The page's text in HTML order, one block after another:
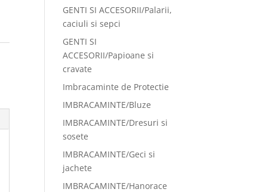
GENTI SI ACCESORII/Palarii,
caciuli si sepci
GENTI SI
ACCESORII/Papioane si
cravate
Imbracaminte de Protectie
IMBRACAMINTE/Bluze
IMBRACAMINTE/Dresuri si
sosete
IMBRACAMINTE/Geci si
jachete
IMBRACAMINTE/Hanorace